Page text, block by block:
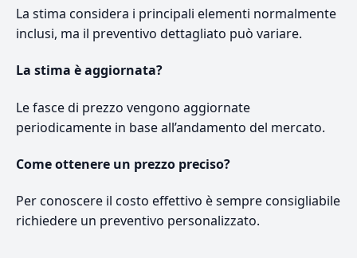
La stima considera i principali elementi normalmente
inclusi, ma il preventivo dettagliato può variare.
La stima è aggiornata?
Le fasce di prezzo vengono aggiornate
periodicamente in base all’andamento del mercato.
Come ottenere un prezzo preciso?
Per conoscere il costo effettivo è sempre consigliabile
richiedere un preventivo personalizzato.